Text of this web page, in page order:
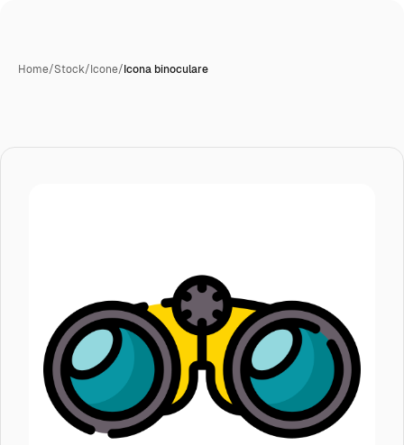
Home/Stock/Icone/Icona binoculare